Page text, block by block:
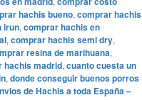
hachis bueno, comprar hachis
irun, comprar hachis en
, comprar hachis semi dry,
resina de marihuana,
hachis madrid, cuanto cuesta un
, donde conseguir buenos porros
de Hachis a toda España –